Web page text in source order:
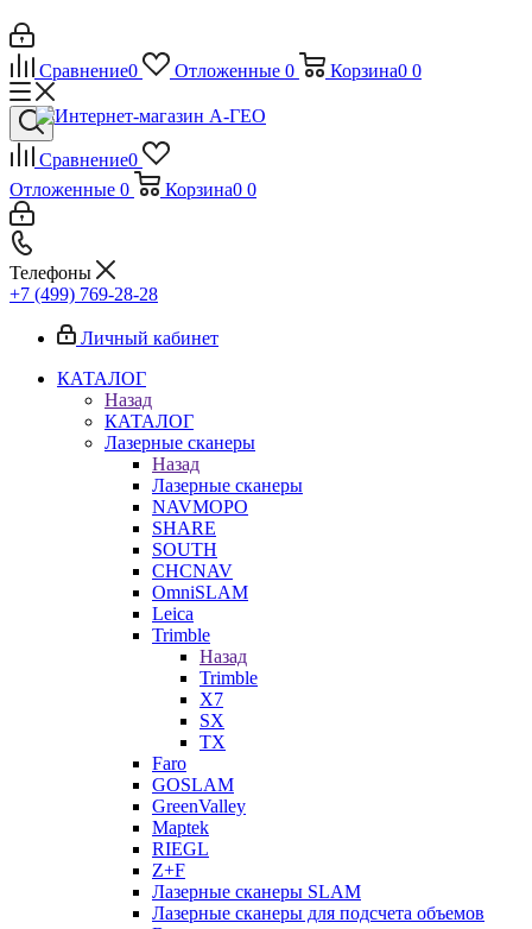
Сравнение0 Отложенные 0 Корзина0 0
Сравнение0
Отложенные 0 Корзина0 0
Телефоны
+7 (499) 769-28-28
Личный кабинет
КАТАЛОГ
Назад
КАТАЛОГ
Лазерные сканеры
Назад
Лазерные сканеры
NAVMOPO
SHARE
SOUTH
CHCNAV
OmniSLAM
Leica
Trimble
Назад
Trimble
X7
SX
TX
Faro
GOSLAM
GreenValley
Maptek
RIEGL
Z+F
Лазерные сканеры SLAM
Лазерные сканеры для подсчета объемов